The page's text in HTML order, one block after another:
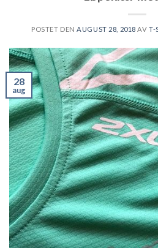
POSTET DENAUGUST 28, 2018 AVT-
28
aug